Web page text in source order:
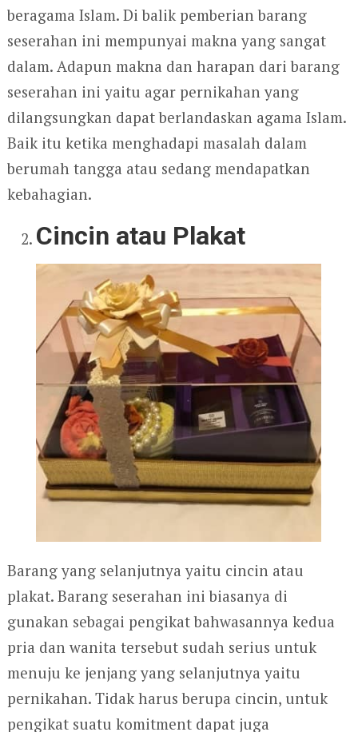
beragama Islam. Di balik pemberian barang
seserahan ini mempunyai makna yang sangat
dalam. Adapun makna dan harapan dari barang
seserahan ini yaitu agar pernikahan yang
dilangsungkan dapat berlandaskan agama Islam.
Baik itu ketika menghadapi masalah dalam
berumah tangga atau sedang mendapatkan
kebahagian.
Cincin atau Plakat
Barang yang selanjutnya yaitu cincin atau
plakat. Barang seserahan ini biasanya di
gunakan sebagai pengikat bahwasannya kedua
pria dan wanita tersebut sudah serius untuk
menuju ke jenjang yang selanjutnya yaitu
pernikahan. Tidak harus berupa cincin, untuk
pengikat suatu komitment dapat juga